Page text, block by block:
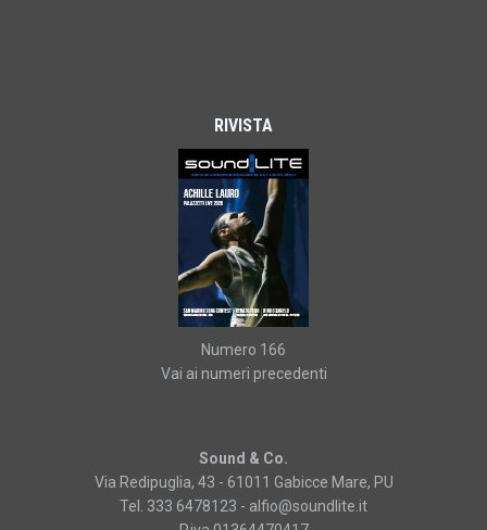
RIVISTA
Numero 166
Vai ai numeri precedenti
Sound & Co.
Via Redipuglia, 43 - 61011 Gabicce Mare, PU
Tel. 333 6478123 - alfio@soundlite.it